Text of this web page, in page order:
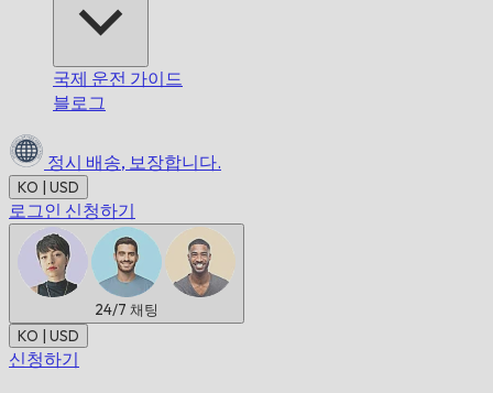
국제 운전 가이드
블로그
정시 배송, 보장합니다.
KO | USD
로그인 신청하기
24/7 채팅
KO | USD
신청하기